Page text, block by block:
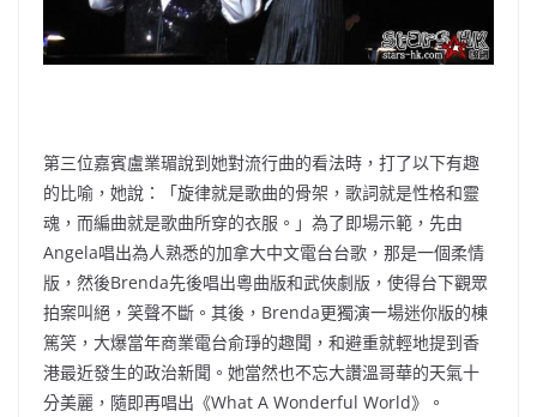
第三位嘉賓盧業瑂說到她對流行曲的看法時，打了以下有趣
的比喻，她說：「旋律就是歌曲的骨架，歌詞就是性格和靈
魂，而編曲就是歌曲所穿的衣服。」為了即場示範，先由
Angela唱出為人熟悉的加拿大中文電台台歌，那是一個柔情
版，然後Brenda先後唱出粵曲版和武俠劇版，使得台下觀眾
拍案叫絕，笑聲不斷。其後，Brenda更獨演一場迷你版的棟
篤笑，大爆當年商業電台俞琤的趣聞，和避重就輕地提到香
港最近發生的政治新聞。她當然也不忘大讚溫哥華的天氣十
分美麗，隨即再唱出《What A Wonderful World》。